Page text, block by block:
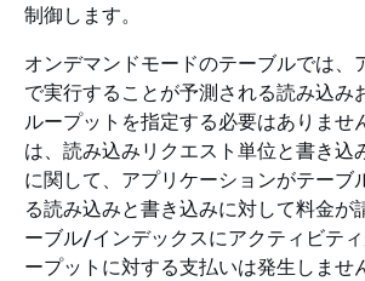
制御します。
オンデマンドモードのテーブルでは、
で実行することが予測される読み込み
ループットを指定する必要はありませ
は、読み込みリクエスト単位と書き込
に関して、アプリケーションがテーブ
る読み込みと書き込みに対して料金が
ーブル/インデックスにアクティビテ
ープットに対する支払いは発生しませ